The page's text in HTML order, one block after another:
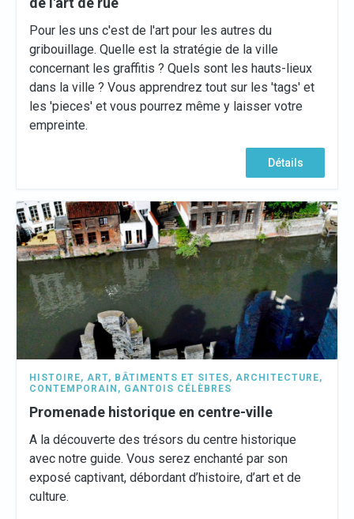
Pour les uns c'est de l'art pour les autres du
gribouillage. Quelle est la stratégie de la ville
concernant les graffitis ? Quels sont les hauts-lieux
dans la ville ? Vous apprendrez tout sur les 'tags' et
les 'pieces' et vous pourrez même y laisser votre
empreinte.
Détails
HISTOIRE, ART, BÂTIMENTS ET SITES, ARCHITECTURE,
CONTEMPORAIN , GANTOIS CÉLÈBRES
Promenade historique en centre-ville
A la découverte des trésors du centre historique
avec notre guide. Vous serez enchanté par son
exposé captivant, débordant d’histoire, d’art et de
culture.